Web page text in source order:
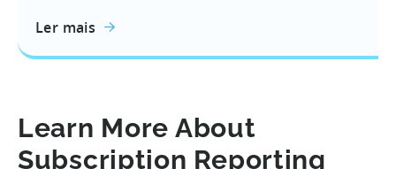
Ler mais
Learn More About
Subscription Reporting